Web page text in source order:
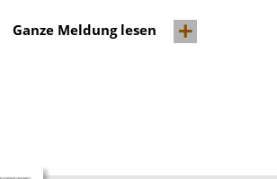
Ganze Meldung lesen